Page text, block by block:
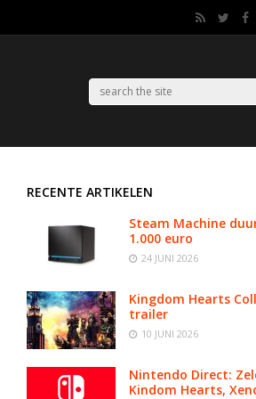
RECENTE ARTIKELEN
Steam Machine
1.000 euro
24 JUNI 2026
Kingdom Hearts
trailer
10 JUNI 2026
Nintendo Direct:
Kindom Hearts,